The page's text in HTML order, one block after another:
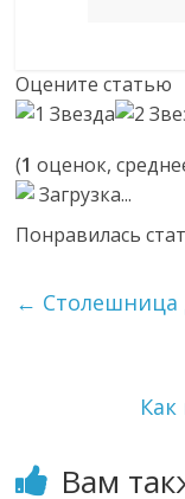
Оцените статью
(1 оценок,
Загрузка...
Понравилась
← Столешница
Вам